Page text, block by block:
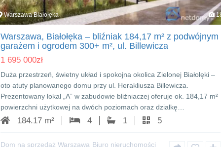
Warszawa Białołęka
Warszawa, Białołęka – bliźniak 184,17 m² z podwójnym
garażem i ogrodem 300+ m², ul. Billewicza
1 695 000zł
Duża przestrzeń, świetny układ i spokojna okolica Zielonej Białołęki –
oto atuty planowanego domu przy ul. Herakliusza Billewicza.
Prezentowany lokal „A” w zabudowie bliźniaczej oferuje ok. 184,17 m²
powierzchni użytkowej na dwóch poziomach oraz działkę…
184.17 m² 4 1 5
Dom na sprzedaż Warszawa Biuro nieruchomości